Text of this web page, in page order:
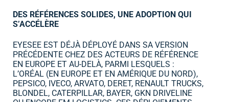
DES RÉFÉRENCES SOLIDES, UNE ADOPTION QUI
S’ACCÉLÈRE
EYESEE EST DÉJÀ DÉPLOYÉ DANS SA VERSION
PRÉCÉDENTE CHEZ DES ACTEURS DE RÉFÉRENCE
EN EUROPE ET AU-DELÀ, PARMI LESQUELS :
L’ORÉAL (EN EUROPE ET EN AMÉRIQUE DU NORD),
PEPSICO, IVECO, ARVATO, DERET, RENAULT TRUCKS,
BLONDEL, CATERPILLAR, BAYER, GKN DRIVELINE